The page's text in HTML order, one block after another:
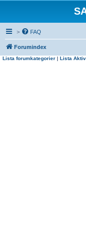
> FAQ
Forumindex
Lista forumkategorier | Lista